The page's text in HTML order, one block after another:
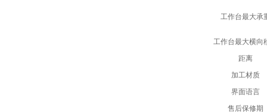
工作台最大承
工作台最大横向
距离
加工材质
界面语言
售后保修期